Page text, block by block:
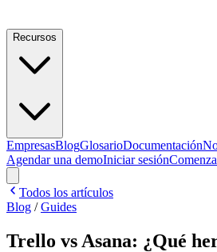
Recursos
EmpresasBlogGlosarioDocumentación
Agendar una demoIniciar sesión
Todos los artículos
Blog /Guides
Trello vs Asana: ¿Qué